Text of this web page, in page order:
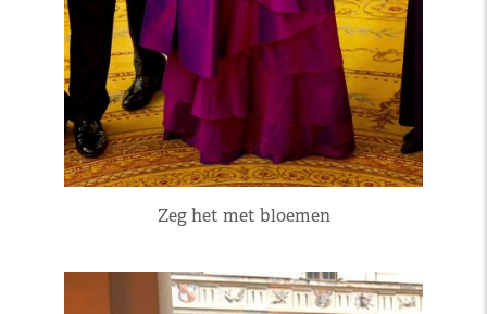
Zeg het met bloemen